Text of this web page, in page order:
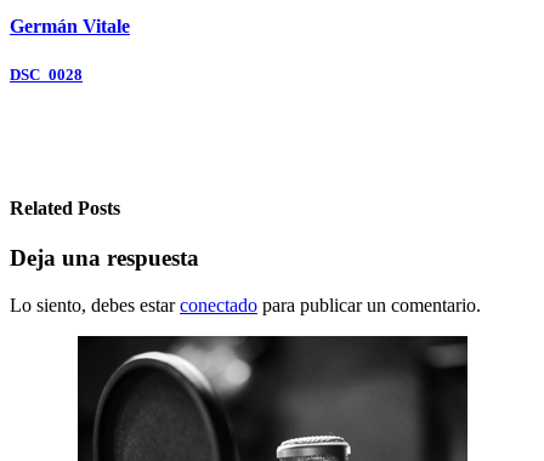
Germán Vitale
Navegación
DSC_0028
Related Posts
Deja una respuesta
Lo siento, debes estarconectado para publicar un comentario.